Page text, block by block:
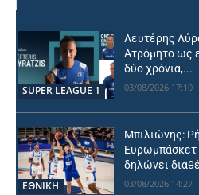
SUPER LEAGUE 1
Λευτέρης
Ατρόμητο ως
δύο χρόνια,...
03/08/2026 17:10
ΕΘΝΙΚΉ
Μπιλιώνης:
Ευρωμπάσκετ
δηλώνει
03/08/2026 14:27